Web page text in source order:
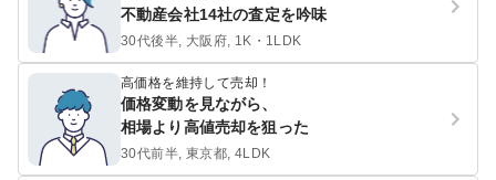
不動産会社14社の査定を吟味
30代後半, 大阪府, 1K・1LDK
高価格を維持して売却！
価格変動を見ながら、
相場より高値売却を狙った
30代前半, 東京都, 4LDK